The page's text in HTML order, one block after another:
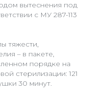
вытеснения под
с МУ 287-113
тяжести,
– в пакете,
порядке на
стерилизации: 121
30 минут.